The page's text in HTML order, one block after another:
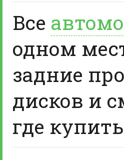
Все
одном
задние
дисков и
где